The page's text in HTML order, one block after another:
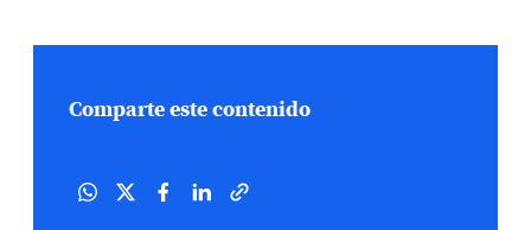
Comparte este contenido